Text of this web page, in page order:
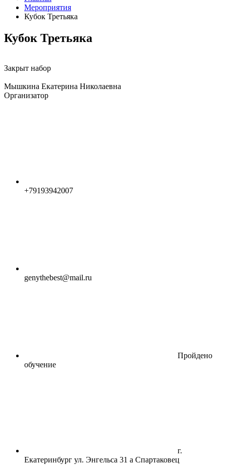
Мероприятия
Кубок Третьяка
Кубок Третьяка
Закрыт набор
Мышкина Екатерина Николаевна
Организатор
+79193942007
genythebest@mail.ru
Пройдено
обучение
г.
Екатеринбург ул. Энгельса 31 а Спартаковец